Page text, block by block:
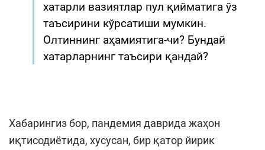
хатарли вазиятлар пул қийматига ўз
таъсирини кўрсатиши мумкин.
Олтиннинг аҳамиятига-чи? Бундай
хатарларнинг таъсири қандай?
Хабарингиз бор, пандемия даврида жаҳон
иқтисодиётида, хусусан, бир қатор йирик